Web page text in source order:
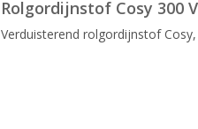
Rolgordijnstof Cosy 300
Verduisterend rolgordijnstof